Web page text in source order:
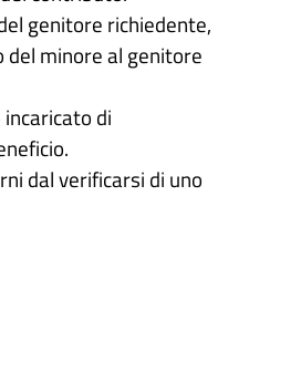
genitore richiedente,
minore al genitore
di
dal verificarsi di uno